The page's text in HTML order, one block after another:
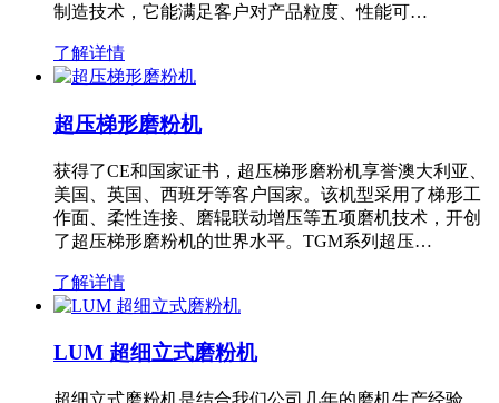
制造技术，它能满足客户对产品粒度、性能可…
了解详情
超压梯形磨粉机
获得了CE和国家证书，超压梯形磨粉机享誉澳大利亚、
美国、英国、西班牙等客户国家。该机型采用了梯形工
作面、柔性连接、磨辊联动增压等五项磨机技术，开创
了超压梯形磨粉机的世界水平。TGM系列超压…
了解详情
LUM 超细立式磨粉机
超细立式磨粉机是结合我们公司几年的磨机生产经验，